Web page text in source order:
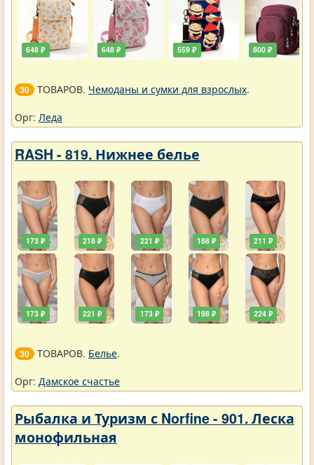
648 ₽ 648 ₽ 559 ₽ 800 ₽
30 ТОВАРОВ. Чемоданы и сумки для взрослых.
Орг: Леда
RASH - 819. Нижнее белье
173 ₽
173 ₽
218 ₽
221 ₽
221 ₽
173 ₽
188 ₽
198 ₽
211 ₽
224 ₽
30 ТОВАРОВ. Белье.
Орг: Дамское счастье
Рыбалка и Туризм с Norfine - 901. Леска
монофильная